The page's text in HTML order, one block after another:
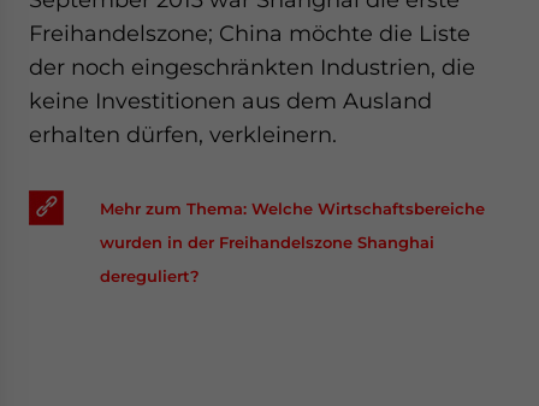
Freihandelszone; China möchte die Liste
der noch eingeschränkten Industrien, die
keine Investitionen aus dem Ausland
erhalten dürfen, verkleinern.
Mehr zum Thema: Welche Wirtschaftsbereiche
wurden in der Freihandelszone Shanghai
dereguliert?